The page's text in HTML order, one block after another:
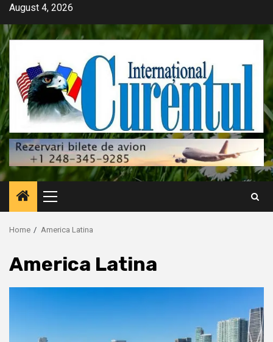
Skip
content
August 4, 2026
Primary
Menu
Home America Latina
America Latina